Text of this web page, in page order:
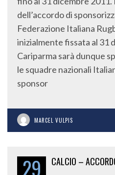
dell’accordo di
Federazione Italiana
inizialmente fissata al 31
Cariparma sarà dunque
le squadre nazionali
sponsor
MARCEL VULPIS
29 CALCIO –